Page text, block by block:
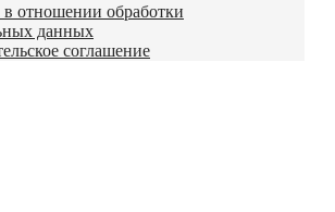
отношении обработки
данных
соглашение